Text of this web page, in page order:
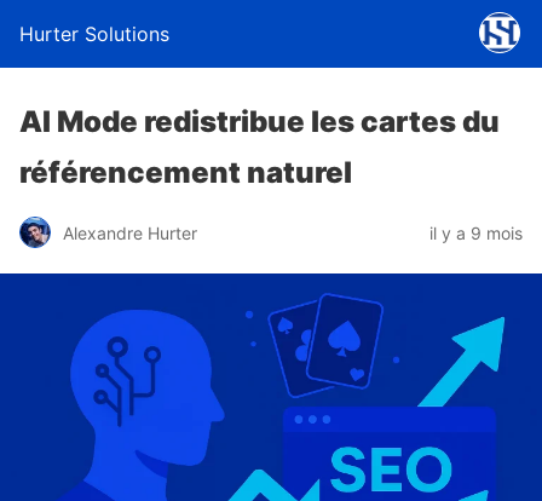
Hurter Solutions
AI Mode redistribue les cartes du
référencement naturel
Alexandre Hurter il y a 9 mois